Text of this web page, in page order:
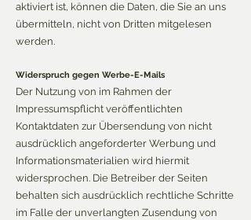
aktiviert ist, können die Daten, die Sie an uns
übermitteln, nicht von Dritten mitgelesen
werden.
Widerspruch gegen Werbe-E-Mails
Der Nutzung von im Rahmen der
Impressumspflicht veröffentlichten
Kontaktdaten zur Übersendung von nicht
ausdrücklich angeforderter Werbung und
Informationsmaterialien wird hiermit
widersprochen. Die Betreiber der Seiten
behalten sich ausdrücklich rechtliche Schritte
im Falle der unverlangten Zusendung von